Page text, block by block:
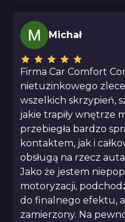
Michał
Firma Car Comfort
nietuzinkowego
wszelkich skrzypień,
jakie trapiły wnętrze
przebiegła bardzo
kontaktem, jak i
obsługą na rzecz
Jako że jestem
motoryzacji,
do finalnego efektu, a
zamierzony. Na